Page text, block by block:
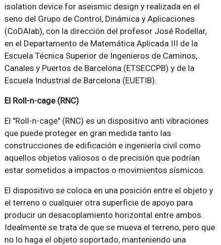
isolation device for aseismic design y realizada en el
seno del Grupo de Control, Dinámica y Aplicaciones
(CoDAlab), con la dirección del profesor José Rodellar,
en el Departamento de Matemática Aplicada III de la
Escuela Técnica Superior de Ingenieros de Caminos,
Canales y Puertos de Barcelona (ETSECCPB) y de la
Escuela Industrial de Barcelona (EUETIB).
El Roll-n-cage (RNC)
El "Roll-n-cage" (RNC) es un dispositivo anti vibraciones
que puede proteger en gran medida tanto las
construcciones de edificación e ingeniería civil como
aquellos objetos valiosos o de precisión que podrían
estar sometidos a impactos o movimientos sísmicos.
El dispositivo se coloca en una posición entre el objeto y
el terreno o cualquier otra superficie de apoyo para
producir un desacoplamiento horizontal entre ambos.
Idealmente se trata de que se mueva el terreno, pero que
no lo haga el objeto soportado, manteniendo una